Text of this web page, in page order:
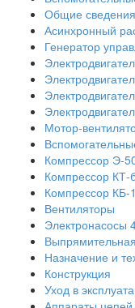
Общие сведения
Асинхронный
Генератор
Мотор-
Компрессор Э-
Компрессор КТ-
Компрессор КБ-
Вентиляторы
Назначение и
Конструкция
Уход в